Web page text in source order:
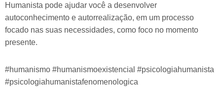
Humanista pode ajudar você a desenvolver
autoconhecimento e autorrealização, em um processo
focado nas suas necessidades, como foco no momento
presente.
#humanismo #humanismoexistencial #psicologiahumanista
#psicologiahumanistafenomenologica